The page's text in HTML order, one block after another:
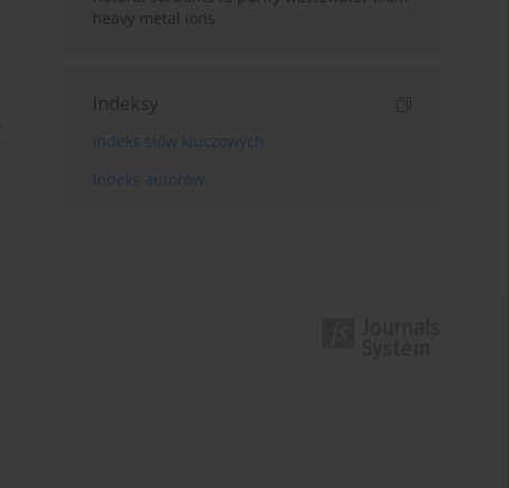
heavy metal ions
Indeksy
Indeks słów kluczowych
Indeks autorów